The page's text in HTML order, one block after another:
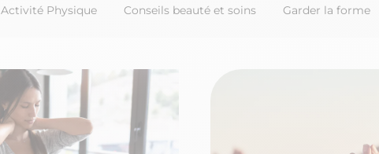
Activité Physique Conseils beauté et soins Garder la forme